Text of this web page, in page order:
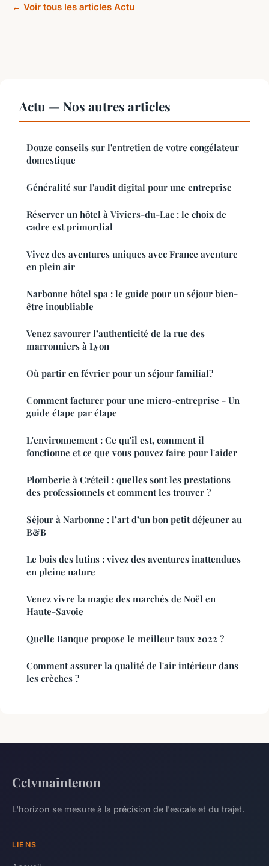
← Voir tous les articles Actu
Actu — Nos autres articles
Douze conseils sur l'entretien de votre congélateur
domestique
Généralité sur l'audit digital pour une entreprise
Réserver un hôtel à Viviers-du-Lac : le choix de
cadre est primordial
Vivez des aventures uniques avec France aventure
en plein air
Narbonne hôtel spa : le guide pour un séjour bien-
être inoubliable
Venez savourer l’authenticité de la rue des
marronniers à Lyon
Où partir en février pour un séjour familial?
Comment facturer pour une micro-entreprise - Un
guide étape par étape
L'environnement : Ce qu'il est, comment il
fonctionne et ce que vous pouvez faire pour l'aider
Plomberie à Créteil : quelles sont les prestations
des professionnels et comment les trouver ?
Séjour à Narbonne : l’art d’un bon petit déjeuner au
B&B
Le bois des lutins : vivez des aventures inattendues
en pleine nature
Venez vivre la magie des marchés de Noël en
Haute-Savoie
Quelle Banque propose le meilleur taux 2022 ?
Comment assurer la qualité de l'air intérieur dans
les crèches ?
Cctvmaintenon
L'horizon se mesure à la précision de l'escale et du trajet.
LIENS